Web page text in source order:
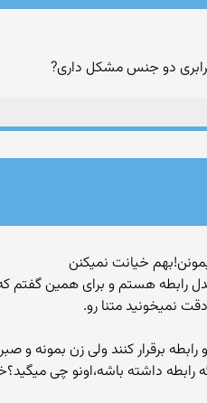
دو جنس مشکل داری?
هستم و برای همین گفتم
نمیخونید متنا رو.
برقرار كنند ولی زن بمونه و